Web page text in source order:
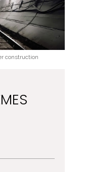
construction